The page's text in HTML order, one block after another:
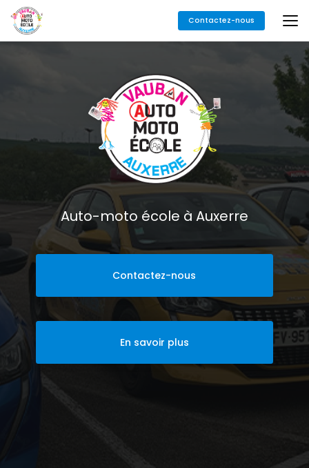
Aller
contenu
Contactez-nous
Auto-moto école à Auxerre
Contactez-nous
En savoir plus